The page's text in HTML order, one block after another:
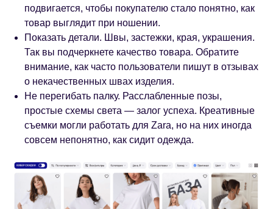
подвигается, чтобы покупателю стало понятно, как
товар выглядит при ношении.
Показать детали. Швы, застежки, края, украшения.
Так вы подчеркнете качество товара. Обратите
внимание, как часто пользователи пишут в отзывах
о некачественных швах изделия.
Не перегибать палку. Расслабленные позы,
простые схемы света — залог успеха. Креативные
съемки могли работать для Zara, но на них иногда
совсем непонятно, как сидит одежда.